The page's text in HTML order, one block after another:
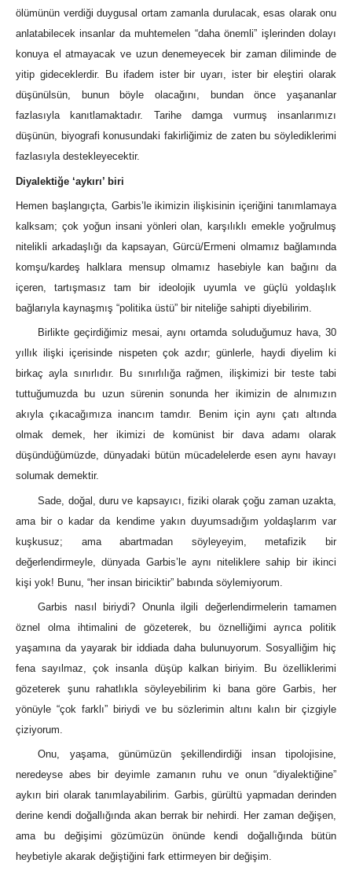
ölümünün verdiği duygusal ortam zamanla durulacak, esas olarak onu
anlatabilecek insanlar da muhtemelen “daha önemli” işlerinden dolayı
konuya el atmayacak ve uzun denemeyecek bir zaman diliminde de
yitip gideceklerdir. Bu ifadem ister bir uyarı, ister bir eleştiri olarak
düşünülsün, bunun böyle olacağını, bundan önce yaşananlar
fazlasıyla kanıtlamaktadır. Tarihe damga vurmuş insanlarımızı
düşünün, biyografi konusundaki fakirliğimiz de zaten bu söylediklerimi
fazlasıyla destekleyecektir.
Diyalektiğe ‘aykırı’ biri
Hemen başlangıçta, Garbis’le ikimizin ilişkisinin içeriğini tanımlamaya
kalksam; çok yoğun insani yönleri olan, karşılıklı emekle yoğrulmuş
nitelikli arkadaşlığı da kapsayan, Gürcü/Ermeni olmamız bağlamında
komşu/kardeş halklara mensup olmamız hasebiyle kan bağını da
içeren, tartışmasız tam bir ideolojik uyumla ve güçlü yoldaşlık
bağlarıyla kaynaşmış “politika üstü” bir niteliğe sahipti diyebilirim.
Birlikte geçirdiğimiz mesai, aynı ortamda soluduğumuz hava, 30
yıllık ilişki içerisinde nispeten çok azdır; günlerle, haydi diyelim ki
birkaç ayla sınırlıdır. Bu sınırlılığa rağmen, ilişkimizi bir teste tabi
tuttuğumuzda bu uzun sürenin sonunda her ikimizin de alnımızın
akıyla çıkacağımıza inancım tamdır. Benim için aynı çatı altında
olmak demek, her ikimizi de komünist bir dava adamı olarak
düşündüğümüzde, dünyadaki bütün mücadelelerde esen aynı havayı
solumak demektir.
Sade, doğal, duru ve kapsayıcı, fiziki olarak çoğu zaman uzakta,
ama bir o kadar da kendime yakın duyumsadığım yoldaşlarım var
kuşkusuz; ama abartmadan söyleyeyim, metafizik bir
değerlendirmeyle, dünyada Garbis’le aynı niteliklere sahip bir ikinci
kişi yok! Bunu, “her insan biriciktir” babında söylemiyorum.
Garbis nasıl biriydi? Onunla ilgili değerlendirmelerin tamamen
öznel olma ihtimalini de gözeterek, bu öznelliğimi ayrıca politik
yaşamına da yayarak bir iddiada daha bulunuyorum. Sosyalliğim hiç
fena sayılmaz, çok insanla düşüp kalkan biriyim. Bu özelliklerimi
gözeterek şunu rahatlıkla söyleyebilirim ki bana göre Garbis, her
yönüyle “çok farklı” biriydi ve bu sözlerimin altını kalın bir çizgiyle
çiziyorum.
Onu, yaşama, günümüzün şekillendirdiği insan tipolojisine,
neredeyse abes bir deyimle zamanın ruhu ve onun “diyalektiğine”
aykırı biri olarak tanımlayabilirim. Garbis, gürültü yapmadan derinden
derine kendi doğallığında akan berrak bir nehirdi. Her zaman değişen,
ama bu değişimi gözümüzün önünde kendi doğallığında bütün
heybetiyle akarak değiştiğini fark ettirmeyen bir değişim.